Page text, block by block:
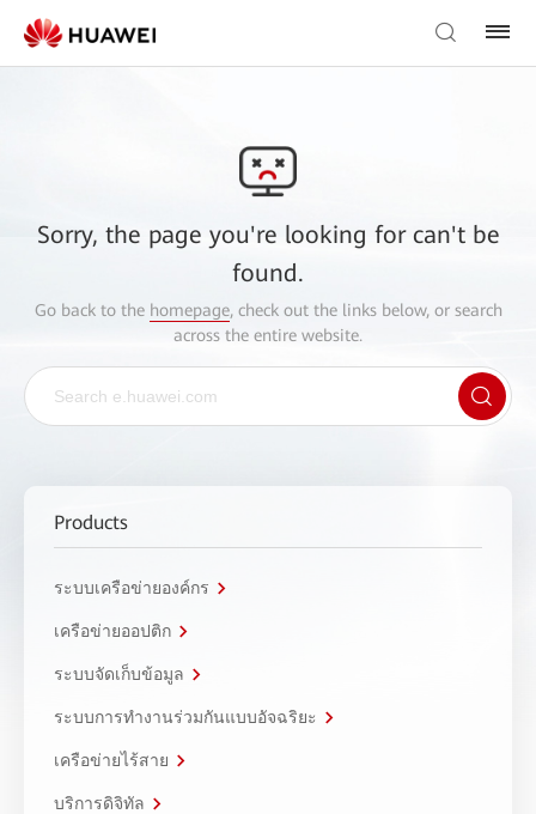
Sorry, the page you're looking for can't be
found.
Go back to the homepage, check out the links below, or search
across the entire website.
Products
ระบบเครือข่ายองค์กร
เครือข่ายออปติก
ระบบจัดเก็บข้อมูล
ระบบการทำงานร่วมกันแบบอัจฉริยะ
เครือข่ายไร้สาย
บริการดิจิทัล